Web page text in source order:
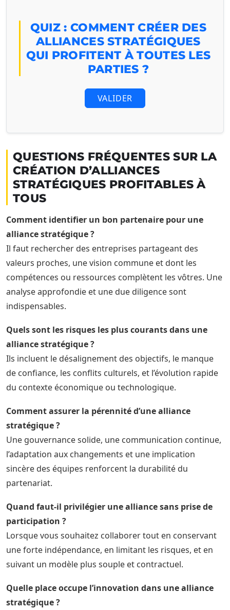
QUIZ : COMMENT CRÉER DES
ALLIANCES STRATÉGIQUES
QUI PROFITENT À TOUTES LES
PARTIES ?
VALIDER
QUESTIONS FRÉQUENTES SUR LA
CRÉATION D’ALLIANCES
STRATÉGIQUES PROFITABLES À
TOUS
Comment identifier un bon partenaire pour une
alliance stratégique ?
Il faut rechercher des entreprises partageant des
valeurs proches, une vision commune et dont les
compétences ou ressources complètent les vôtres. Une
analyse approfondie et une due diligence sont
indispensables.
Quels sont les risques les plus courants dans une
alliance stratégique ?
Ils incluent le désalignement des objectifs, le manque
de confiance, les conflits culturels, et l’évolution rapide
du contexte économique ou technologique.
Comment assurer la pérennité d’une alliance
stratégique ?
Une gouvernance solide, une communication continue,
l’adaptation aux changements et une implication
sincère des équipes renforcent la durabilité du
partenariat.
Quand faut-il privilégier une alliance sans prise de
participation ?
Lorsque vous souhaitez collaborer tout en conservant
une forte indépendance, en limitant les risques, et en
suivant un modèle plus souple et contractuel.
Quelle place occupe l’innovation dans une alliance
stratégique ?